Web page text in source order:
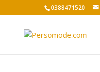
0388471520